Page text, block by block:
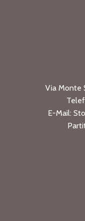
Via Monte
E-Mail: